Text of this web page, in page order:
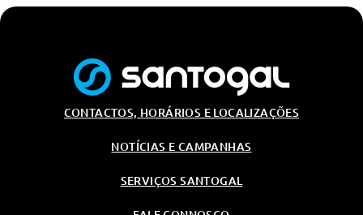
CONTACTOS, HORÁRIOS E LOCALIZAÇÕES
NOTÍCIAS E CAMPANHAS
SERVIÇOS SANTOGAL